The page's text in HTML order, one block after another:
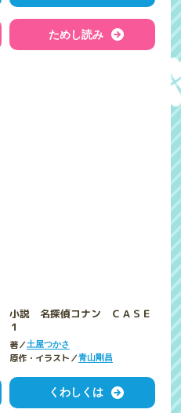
ためし読み
小説 名探偵コナン ＣＡＳＥ
１
著／土屋つかさ
原作・イラスト／青山剛昌
くわしくは